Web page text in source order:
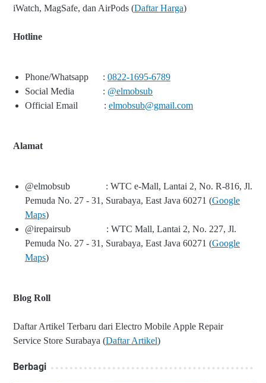
iWatch, MagSafe, dan AirPods (Daftar Harga)
Hotline
Phone/Whatsapp : 0822-1695-6789
Social Media
: @elmobsub
Official Email
: elmobsub@gmail.com
Alamat
@elmobsub
: WTC e-Mall, Lantai 2, No. R-816, Jl.
Pemuda No. 27 - 31, Surabaya, East Java 60271 (Google
Maps)
@irepairsub
: WTC Mall, Lantai 2, No. 227, Jl.
Pemuda No. 27 - 31, Surabaya, East Java 60271 (Google
Maps)
Blog Roll
Daftar Artikel Terbaru dari Electro Mobile Apple Repair
Service Store Surabaya (Daftar Artikel)
Berbagi